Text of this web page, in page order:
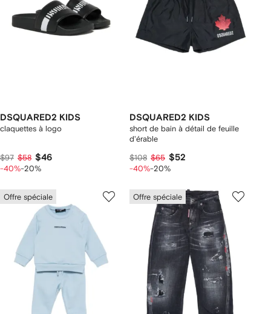
DSQUARED2 KIDS
claquettes à logo
$97 $58 $46
-40%-20%
DSQUARED2 KIDS
short de bain à détail de feuille
d'érable
$108 $65 $52
-40%-20%
Offre spéciale Offre spéciale